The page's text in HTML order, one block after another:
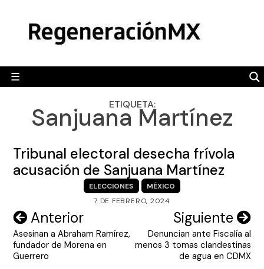
content
☰
POLÍTICA
CAMALEÓN
OPINIÓN
ENGLISH SECTION
VIDEOS
ETIQUETA:
Sanjuana Martínez
Tribunal electoral desecha frívola
acusación de Sanjuana Martínez
ELECCIONES
MÉXICO
7 DE FEBRERO, 2024
Navegación
de
entradas
Anterior
Asesinan a Abraham Ramírez,
fundador de Morena en
Guerrero
Siguiente
Denuncian ante Fiscalía al
menos 3 tomas clandestinas
de agua en CDMX